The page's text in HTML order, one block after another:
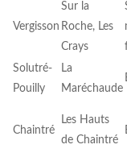
Vergisson
Sur la
Roche, Les
Crays
Solutré-
Pouilly
La
Maréchaude
Chaintré
Les Hauts
de Chaintré